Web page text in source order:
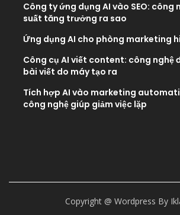
Công ty ứng dụng AI vào SEO: công
suất tăng trưởng ra sao
Ứng dụng AI cho phòng marketing
Công cụ AI viết content: công nghệ
bài viết do máy tạo ra
Tích hợp AI vào marketing
công nghệ giúp giảm việc lặp
Copyright @ Wordpress By